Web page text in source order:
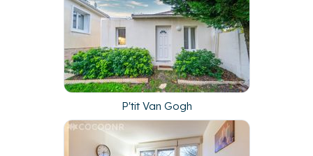
P'tit Van Gogh